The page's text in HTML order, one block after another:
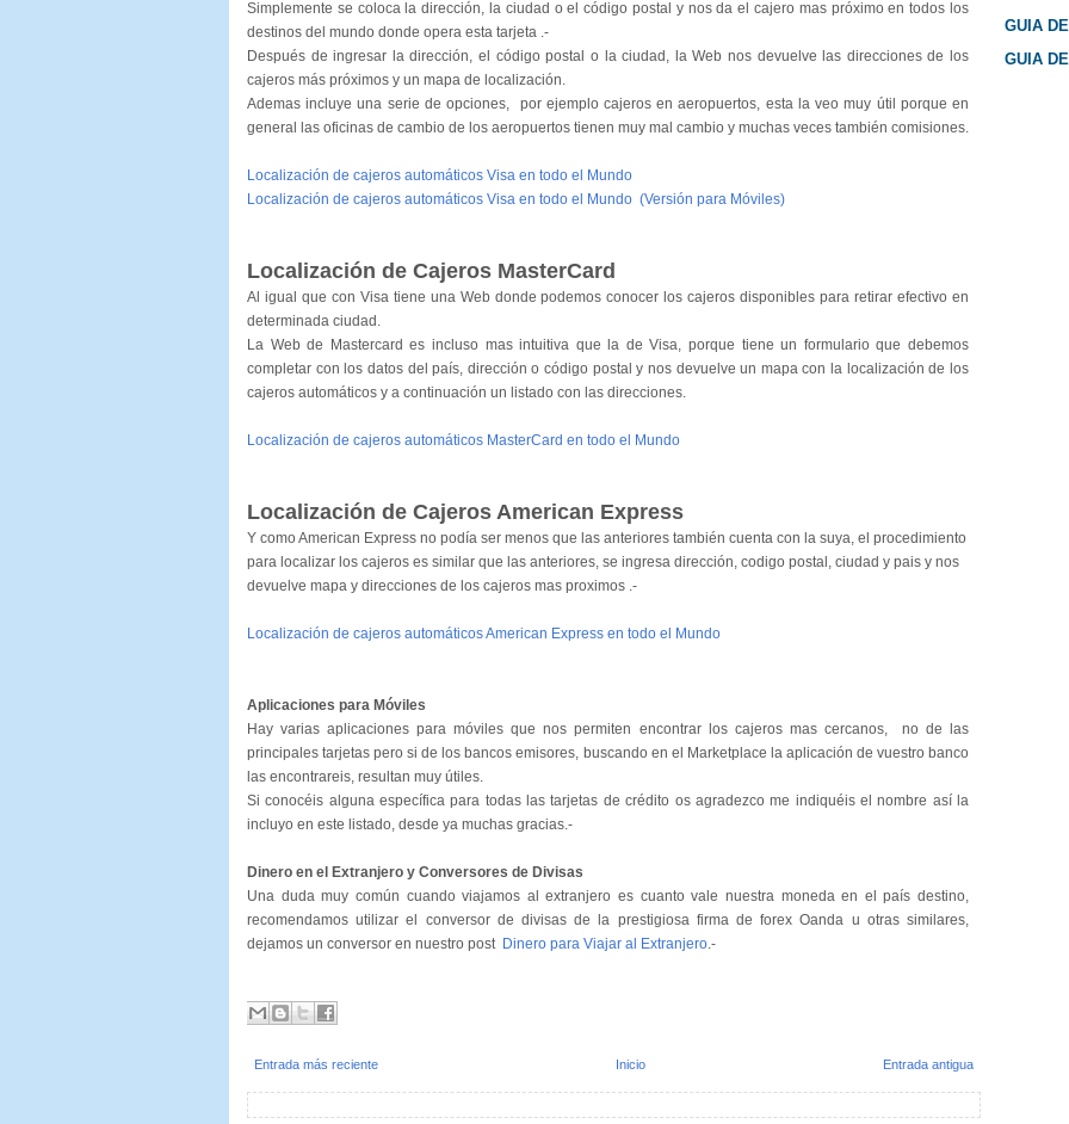
Simplemente se coloca la dirección, la ciudad o el código postal y nos da el cajero mas próximo en todos los
destinos del mundo donde opera esta tarjeta .-
Después de ingresar la dirección, el código postal o la ciudad, la Web nos devuelve las direcciones de los
cajeros más próximos y un mapa de localización.
Ademas incluye una serie de opciones, por ejemplo cajeros en aeropuertos, esta la veo muy útil porque en
general las oficinas de cambio de los aeropuertos tienen muy mal cambio y muchas veces también comisiones.
Localización de cajeros automáticos Visa en todo el Mundo
Localización de cajeros automáticos Visa en todo el Mundo (Versión para Móviles)
Localización de Cajeros MasterCard
Al igual que con Visa tiene una Web donde podemos conocer los cajeros disponibles para retirar efectivo en
determinada ciudad.
La Web de Mastercard es incluso mas intuitiva que la de Visa, porque tiene un formulario que debemos
completar con los datos del país, dirección o código postal y nos devuelve un mapa con la localización de los
cajeros automáticos y a continuación un listado con las direcciones.
Localización de cajeros automáticos MasterCard en todo el Mundo
Localización de Cajeros American Express
Y como American Express no podía ser menos que las anteriores también cuenta con la suya, el procedimiento
para localizar los cajeros es similar que las anteriores, se ingresa dirección, codigo postal, ciudad y pais y nos
devuelve mapa y direcciones de los cajeros mas proximos .-
Localización de cajeros automáticos American Express en todo el Mundo
Aplicaciones para Móviles
Hay varias aplicaciones para móviles que nos permiten encontrar los cajeros mas cercanos, no de las
principales tarjetas pero si de los bancos emisores, buscando en el Marketplace la aplicación de vuestro banco
las encontrareis, resultan muy útiles.
Si conocéis alguna específica para todas las tarjetas de crédito os agradezco me indiquéis el nombre así la
incluyo en este listado, desde ya muchas gracias.-
Dinero en el Extranjero y Conversores de Divisas
Una duda muy común cuando viajamos al extranjero es cuanto vale nuestra moneda en el país destino,
recomendamos utilizar el conversor de divisas de la prestigiosa firma de forex Oanda u otras similares,
dejamos un conversor en nuestro post Dinero para Viajar al Extranjero.-
Entrada más reciente Entrada antigua
Inicio
GUIA
GUIA